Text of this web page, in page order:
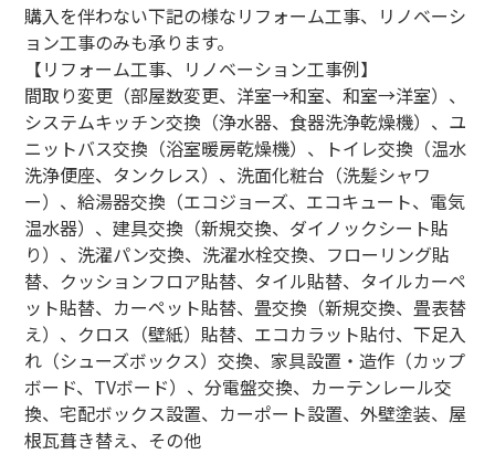
購入を伴わない下記の様なリフォーム工事、リノベーシ
ョン工事のみも承ります。
【リフォーム工事、リノベーション工事例】
間取り変更（部屋数変更、洋室→和室、和室→洋室）、
システムキッチン交換（浄水器、食器洗浄乾燥機）、ユ
ニットバス交換（浴室暖房乾燥機）、トイレ交換（温水
洗浄便座、タンクレス）、洗面化粧台（洗髪シャワ
ー）、給湯器交換（エコジョーズ、エコキュート、電気
温水器）、建具交換（新規交換、ダイノックシート貼
り）、洗濯パン交換、洗濯水栓交換、フローリング貼
替、クッションフロア貼替、タイル貼替、タイルカーペ
ット貼替、カーペット貼替、畳交換（新規交換、畳表替
え）、クロス（壁紙）貼替、エコカラット貼付、下足入
れ（シューズボックス）交換、家具設置・造作（カップ
ボード、 TVボード）、分電盤交換、カーテンレール交
換、宅配ボックス設置、カーポート設置、外壁塗装、屋
根瓦葺き替え、その他